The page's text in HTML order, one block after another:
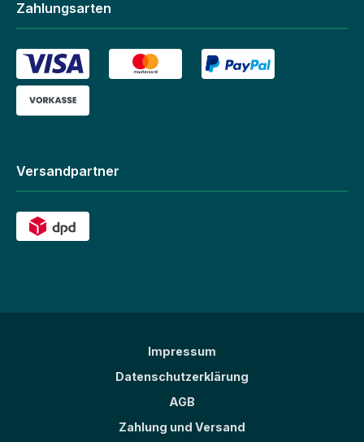
Zahlungsarten
Versandpartner
Impressum
Datenschutzerklärung
AGB
Zahlung und Versand